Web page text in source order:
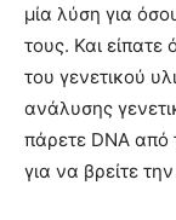
μία λύση για
τους. Και είπατε
του γενετικού
ανάλυσης
πάρετε DNA από
για να βρείτε